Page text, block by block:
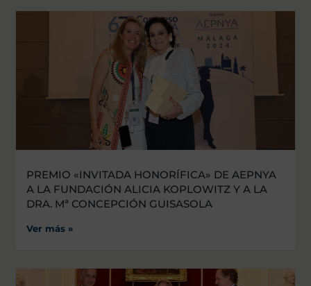
PREMIO «INVITADA HONORÍFICA» DE AEPNYA
A LA FUNDACIÓN ALICIA KOPLOWITZ Y A LA
DRA. Mª CONCEPCIÓN GUISASOLA
Ver más »